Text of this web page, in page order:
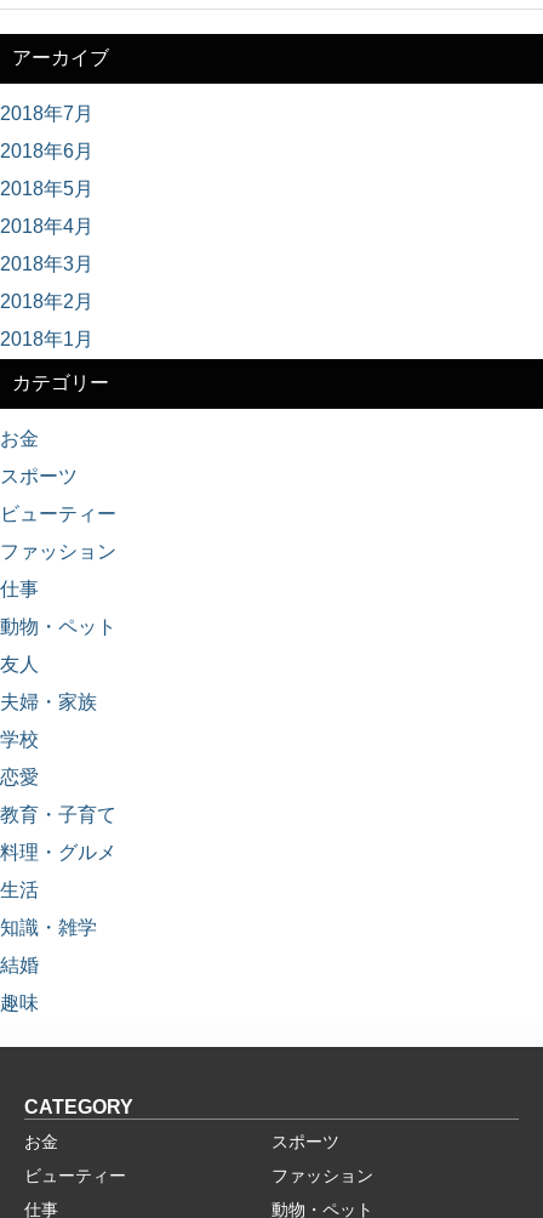
アーカイブ
2018年7月
2018年6月
2018年5月
2018年4月
2018年3月
2018年2月
2018年1月
カテゴリー
お金
スポーツ
ビューティー
ファッション
仕事
動物・ペット
友人
夫婦・家族
学校
恋愛
教育・子育て
料理・グルメ
生活
知識・雑学
結婚
趣味
CATEGORY
お金
スポーツ
ビューティー
ファッション
仕事
動物・ペット